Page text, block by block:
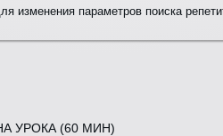
изменения параметров поиска
УРОКА (60 МИН)